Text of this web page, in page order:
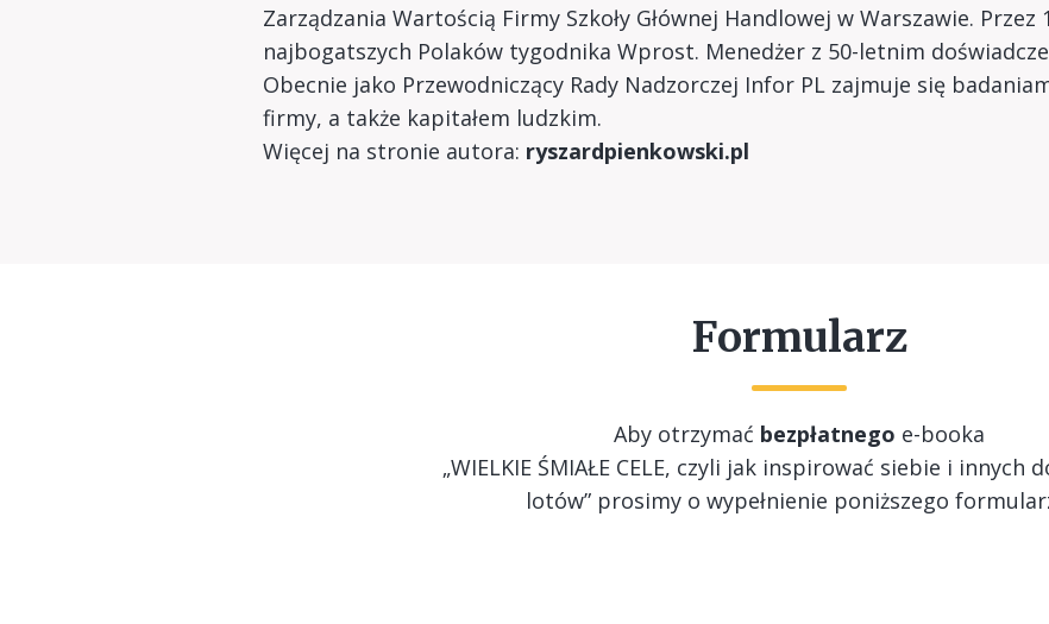
Zarządzania Wartością Firmy Szkoły Głównej Handlowej w Warszawie.
najbogatszych Polaków tygodnika Wprost. Menedżer z 50-letnim
Obecnie jako Przewodniczący Rady Nadzorczej Infor PL zajmuje się
firmy, a także kapitałem ludzkim.
Więcej na stronie autora: ryszardpienkowski.pl
Formularz
Aby otrzymać bezpłatnego e-booka
„WIELKIE ŚMIAŁE CELE, czyli jak inspirować siebie i innych
lotów” prosimy o wypełnienie poniższego